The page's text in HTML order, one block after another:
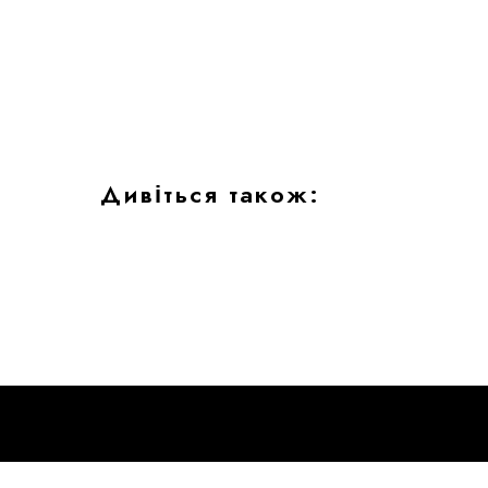
Дивіться також: